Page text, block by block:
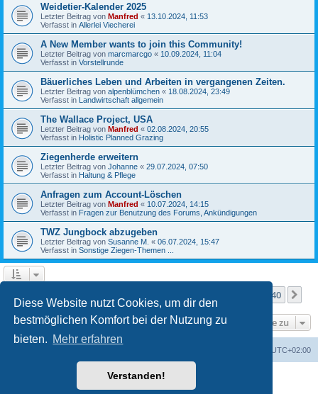
Diese Website nutzt Cookies, um dir den
bestmöglichen Komfort bei der Nutzung zu
bieten. Mehr erfahren
Verstanden!
Weidetier-Kalender 2025
Letzter Beitrag von Manfred « 13.10.2024, 11:53
Verfasst in Allerlei Viecherei
A New Member wants to join this Community!
Letzter Beitrag von marcmarcgo « 10.09.2024, 11:04
Verfasst in Vorstellrunde
Bäuerliches Leben und Arbeiten in vergangenen Zeiten.
Letzter Beitrag von alpenblümchen « 18.08.2024, 23:49
Verfasst in Landwirtschaft allgemein
The Wallace Project, USA
Letzter Beitrag von Manfred « 02.08.2024, 20:55
Verfasst in Holistic Planned Grazing
Ziegenherde erweitern
Letzter Beitrag von Johanne « 29.07.2024, 07:50
Verfasst in Haltung & Pflege
Anfragen zum Account-Löschen
Letzter Beitrag von Manfred « 10.07.2024, 14:15
Verfasst in Fragen zur Benutzung des Forums, Ankündigungen
TWZ Jungbock abzugeben
Letzter Beitrag von Susanne M. « 06.07.2024, 15:47
Verfasst in Sonstige Ziegen-Themen ...
40
Gehe zu
UTC+02:00
Powered byphpBB® Forum Software © phpBB Limited
phpBB.de